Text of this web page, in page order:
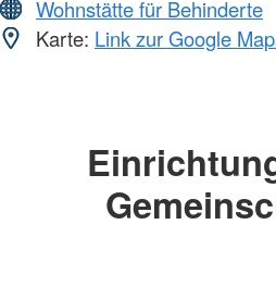
Wohnstätte für Behinderte
Karte: Link zur Google